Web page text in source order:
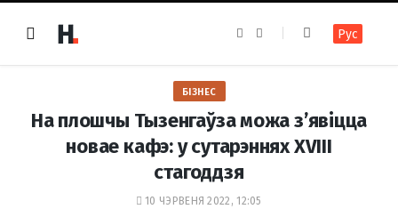
e
k
t
a
m
Рус
БІЗНЕС
На плошчы Тызенгаўза можа з’явіцца
новае кафэ: у сутарэннях XVIII
стагоддзя
10 ЧЭРВЕНЯ 2022, 12:05